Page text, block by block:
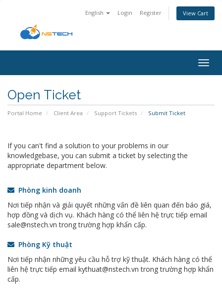
English Login Register View Cart
Open Ticket
Portal Home Client Area Support Tickets Submit Ticket
If you can't find a solution to your problems in our
knowledgebase, you can submit a ticket by selecting the
appropriate department below.
Phòng kinh doanh
Nơi tiếp nhận và giải quyết những vấn đề liên quan đến báo giá,
hợp đồng và dịch vụ. Khách hàng có thể liên hệ trực tiếp email
sale@nstech.vn trong trường hợp khẩn cấp.
Phòng Kỹ thuật
Nơi tiếp nhận những yêu cầu hỗ trợ kỹ thuật. Khách hàng có thể
liên hệ trực tiếp email kythuat@nstech.vn trong trường hợp khẩn
cấp.